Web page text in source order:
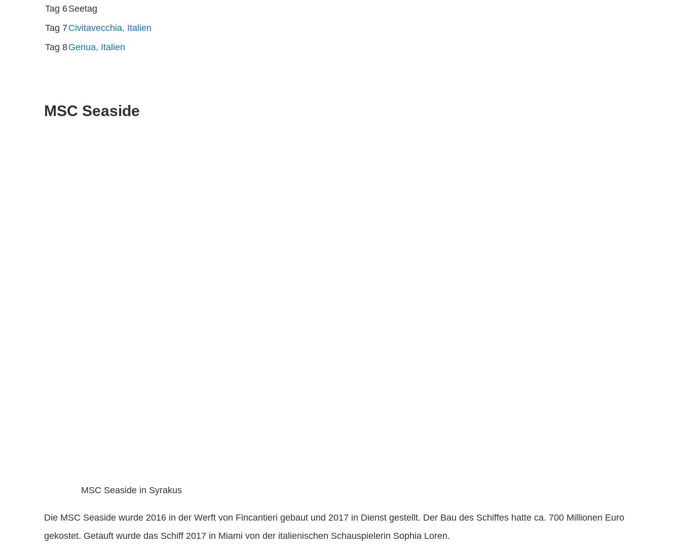
Tag 6Seetag
Tag 7 Civitavecchia, Italien
Tag 8Genua, Italien
MSC Seaside
MSC Seaside in Syrakus
Die MSC Seaside wurde 2016 in der Werft von Fincantieri gebaut und 2017 in Dienst gestellt. Der Bau des Schiffes hatte ca. 700 Millionen Euro
gekostet. Getauft wurde das Schiff 2017 in Miami von der italienischen Schauspielerin Sophia Loren.